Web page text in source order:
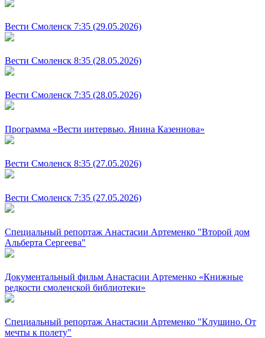
Вести Смоленск 7:35 (29.05.2026)
Вести Смоленск 8:35 (28.05.2026)
Вести Смоленск 7:35 (28.05.2026)
Программа «Вести интервью. Янина Казеннова»
Вести Смоленск 8:35 (27.05.2026)
Вести Смоленск 7:35 (27.05.2026)
Специальный репортаж Анастасии Артеменко "Второй дом
Альберта Сергеева"
Документальный фильм Анастасии Артеменко «Книжные
редкости смоленской библиотеки»
Специальный репортаж Анастасии Артеменко "Клушино. От
мечты к полету"